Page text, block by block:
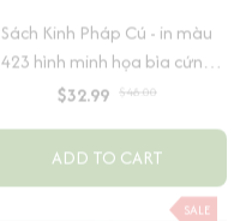
423 hình minh họa bìa cứng
cao cấp + tặng kèm vòng tay
$48.00
SALE